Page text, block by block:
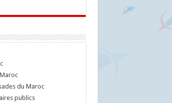
du Maroc
publics